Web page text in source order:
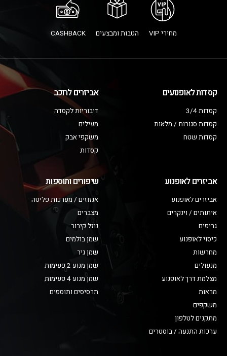
מחירי VIP הטבות ומבצעים CASHBACK
קסדות לאופנועים
קסדות 3/4
קסדות סגורות / מלאות
קסדות שטח
אביזרים לרוכב
דיבוריות לקסדה
מעילים
משקפי אבק
קסדות
אביזרים לאופנוע
אביזרים לאופנוע
איתותים / וינקרים
גריפים
כיסוי לאופנוע
מחרשות
מנעולים
מצלמת דרך לאופנוע
מראות
משקפים
מתקנים לטלפון
ערכות התנעה / בוסטרים
שיפורים ותוספות
אגזוזים / מערכות פליטה
מצברים
נוזל קירור
שמן בולמים
שמן גיר
שמן מנוע 2 פעימות
שמן מנוע 4 פעימות
תרסיסים ותוספים